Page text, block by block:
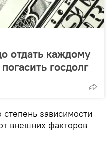
отдать каждому
госдолг
зависимости
внешних факторов